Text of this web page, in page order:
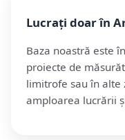
Lucrați doar în
Baza noastră este
proiecte de
limitrofe sau în alte
amploarea lucrării